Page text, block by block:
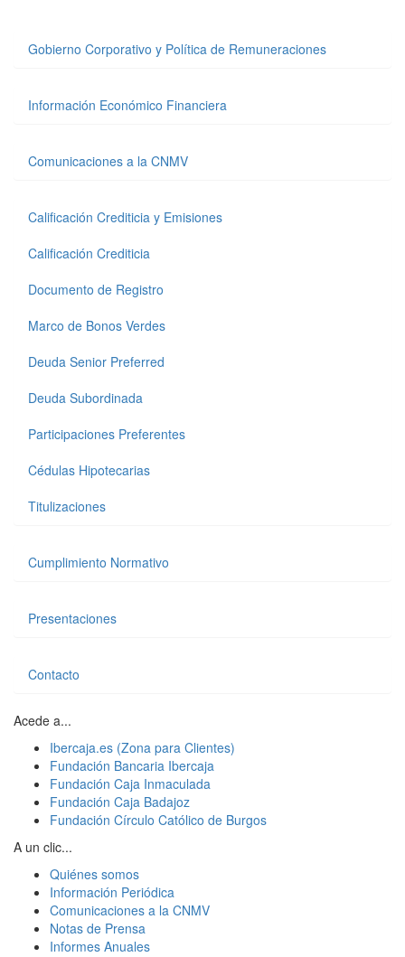
Gobierno Corporativo y Política de Remuneraciones
Información Económico Financiera
Comunicaciones a la CNMV
Calificación Crediticia y Emisiones
Calificación Crediticia
Documento de Registro
Marco de Bonos Verdes
Deuda Senior Preferred
Deuda Subordinada
Participaciones Preferentes
Cédulas Hipotecarias
Titulizaciones
Cumplimiento Normativo
Presentaciones
Contacto
Acede a...
Ibercaja.es (Zona para Clientes)
Fundación Bancaria Ibercaja
Fundación Caja Inmaculada
Fundación Caja Badajoz
Fundación Círculo Católico de Burgos
A un clic...
Quiénes somos
Información Periódica
Comunicaciones a la CNMV
Notas de Prensa
Informes Anuales